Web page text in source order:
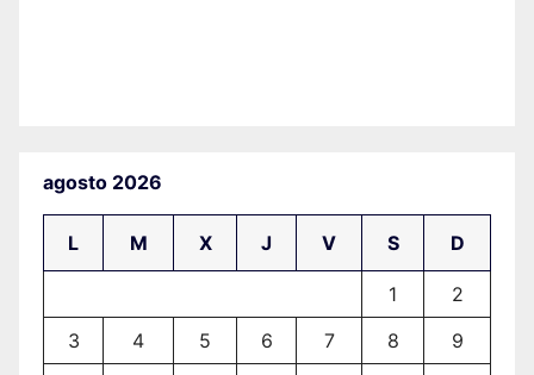
agosto 2026
L M X J V S D
1
2
3
4 5 6 7 8
9